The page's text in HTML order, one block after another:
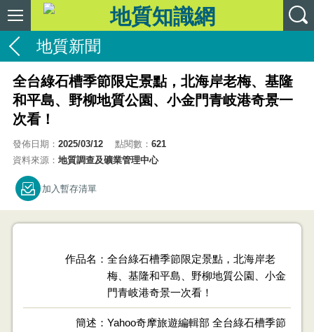
地質新聞
全台綠石槽季節限定景點，北海岸老梅、基隆
和平島、野柳地質公園、小金門青岐港奇景一
次看！
發佈日期： 2025/03/12 點閱數： 621
資料來源： 地質調查及礦業管理中心
加入暫存清單
作品名
全台綠石槽季節限定景點，北海岸老
梅、基隆和平島、野柳地質公園、小金
門青岐港奇景一次看！
簡述
Yahoo奇摩旅遊編輯部 全台綠石槽季節